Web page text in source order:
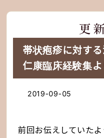
更
帯状疱疹に対す
仁康臨床経験集
2019-09-05
前回お伝えしていた